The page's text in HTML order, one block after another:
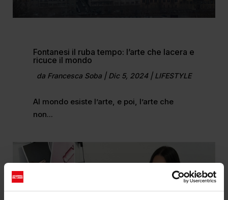
Fontanesi il ruba tempo: l’arte che lacera e
ricuce il mondo
da Francesca Soba| Dic 5, 2024| LIFESTYLE
Al mondo esiste l’arte, e poi, l’arte che
non...